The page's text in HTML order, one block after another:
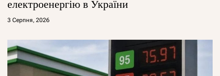
електроенергію в України
3 Серпня, 2026